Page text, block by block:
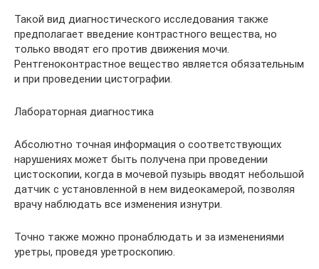
Такой вид диагностического исследования также
предполагает введение контрастного вещества, но
только вводят его против движения мочи.
Рентгеноконтрастное вещество является обязательным
и при проведении цистографии.
Лабораторная диагностика
Абсолютно точная информация о соответствующих
нарушениях может быть получена при проведении
цистоскопии, когда в мочевой пузырь вводят небольшой
датчик с установленной в нем видеокамерой, позволяя
врачу наблюдать все изменения изнутри.
Точно также можно пронаблюдать и за изменениями
уретры, проведя уретроскопию.